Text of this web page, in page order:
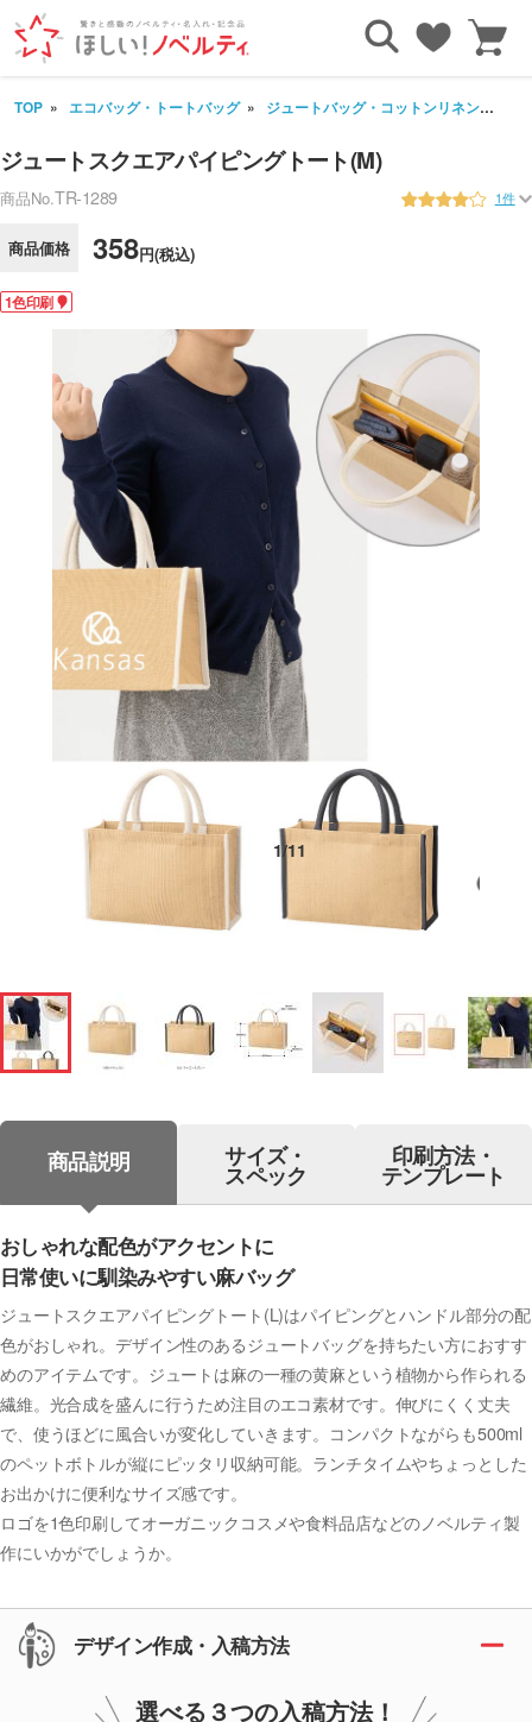
TOP エコバッグ・トートバッグ ジュートバッグ・コットンリネンバッグ
ジュートスクエアパイピングトート(M)
商品No.TR-1289 1件
商品価格 358円(税込)
1色印刷
1/11
商品説明 サイズ・
スペック
印刷方法・
テンプレート
おしゃれな配色がアクセントに
日常使いに馴染みやすい麻バッグ
ジュートスクエアパイピングトート(L)はパイピングとハンドル部分の配
色がおしゃれ。デザイン性のあるジュートバッグを持ちたい方におすす
めのアイテムです。ジュートは麻の一種の黄麻という植物から作られる
繊維。光合成を盛んに行うため注目のエコ素材です。伸びにくく丈夫
で、使うほどに風合いが変化していきます。コンパクトながらも500ml
のペットボトルが縦にピッタリ収納可能。ランチタイムやちょっとした
お出かけに便利なサイズ感です。
ロゴを1色印刷してオーガニックコスメや食料品店などのノベルティ製
作にいかがでしょうか。
デザイン作成・入稿方法
選べる３つの入稿方法！